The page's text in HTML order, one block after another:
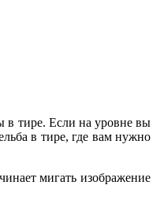
в тире. Если на уровне вы
в тире, где вам нужно
мигать изображение